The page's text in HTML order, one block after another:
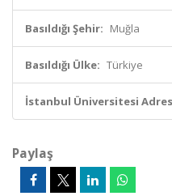
Basıldığı Şehir: Muğla
Basıldığı Ülke: Türkiye
İstanbul Üniversitesi
Paylaş